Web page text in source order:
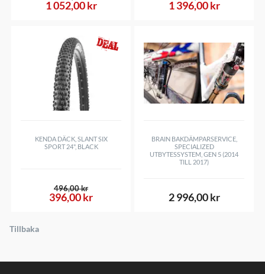
1 052,00 kr 1 396,00 kr
KENDA DÄCK, SLANT SIX
SPORT 24", BLACK
396,00 kr
496,00 kr
BRAIN BAKDÄMPARSERVICE,
SPECIALIZED
UTBYTESSYSTEM, GEN 5 (2014
TILL 2017)
2 996,00 kr
Tillbaka